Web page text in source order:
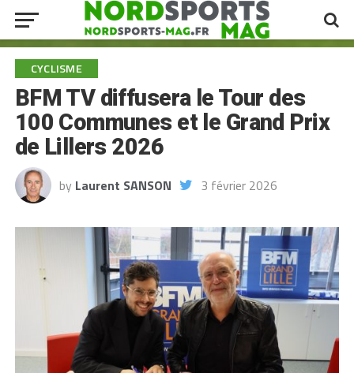
CYCLISME
BFM TV diffusera le Tour des
100 Communes et le Grand Prix
de Lillers 2026
by Laurent SANSON 3 février 2026